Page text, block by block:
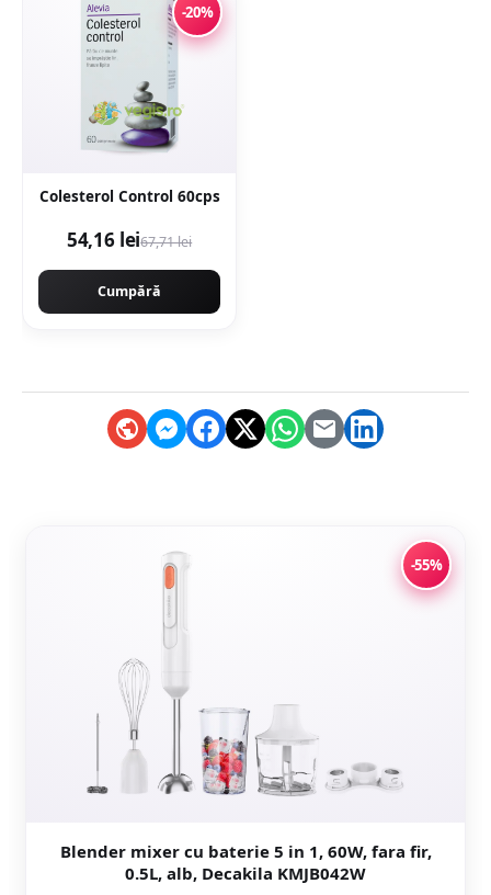
-20%
Colesterol Control 60cps
54,16 lei67,71 lei
Cumpără
-55%
Blender mixer cu baterie 5 in 1, 60W, fara fir,
0.5L, alb, Decakila KMJB042W